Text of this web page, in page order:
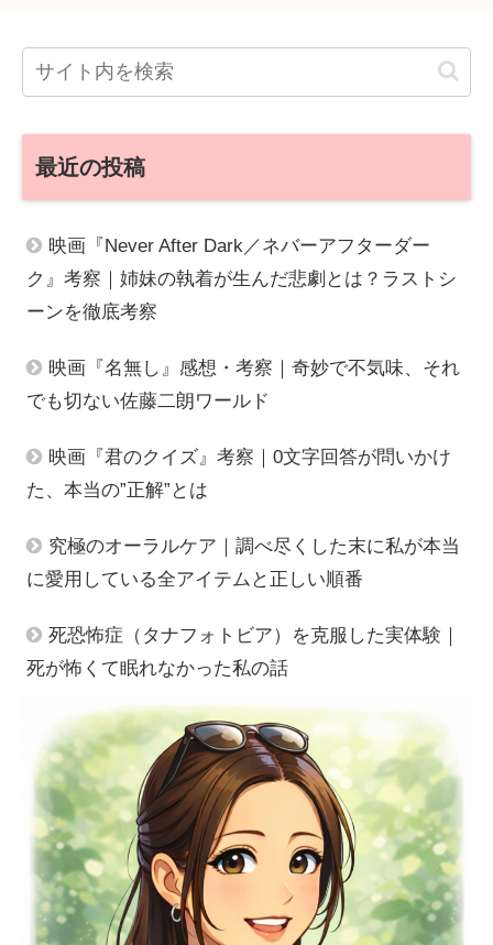
最近の投稿
映画『Never After Dark／ネバーアフターダー
ク』考察｜姉妹の執着が生んだ悲劇とは？ラストシ
ーンを徹底考察
映画『名無し』感想・考察｜奇妙で不気味、それ
でも切ない佐藤二朗ワールド
映画『君のクイズ』考察｜0文字回答が問いかけ
た、本当の”正解”とは
究極のオーラルケア｜調べ尽くした末に私が本当
に愛用している全アイテムと正しい順番
死恐怖症（タナフォトビア）を克服した実体験｜
死が怖くて眠れなかった私の話